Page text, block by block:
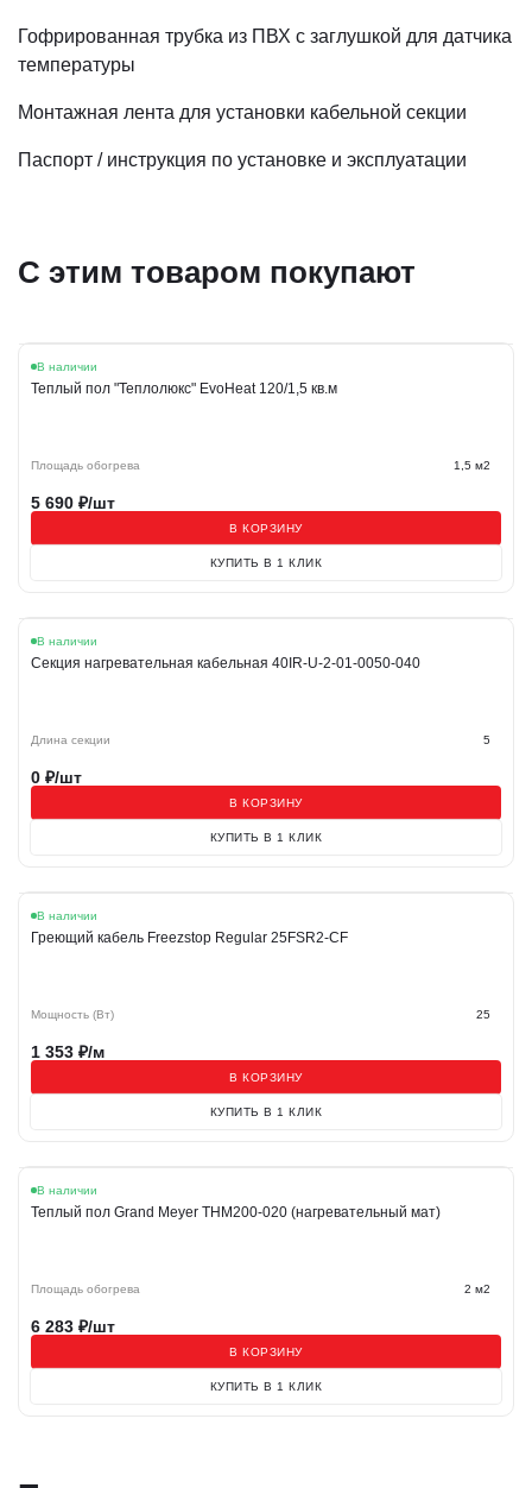
Гофрированная трубка из ПВХ с заглушкой для датчика
температуры
Монтажная лента для установки кабельной секции
Паспорт / инструкция по установке и эксплуатации
С этим товаром покупают
В наличии
Теплый пол "Теплолюкс" EvoHeat 120/1,5 кв.м
Площадь обогрева 1,5 м2
5 690 ₽/шт
В КОРЗИНУ
КУПИТЬ В 1 КЛИК
В наличии
Секция нагревательная кабельная 40IR-U-2-01-0050-040
Длина секции 5
0 ₽/шт
В КОРЗИНУ
КУПИТЬ В 1 КЛИК
Хит
В наличии
Греющий кабель Freezstop Regular 25FSR2-CF
Мощность (Вт) 25
1 353 ₽/м
В КОРЗИНУ
КУПИТЬ В 1 КЛИК
В наличии
Теплый пол Grand Meyer THM200-020 (нагревательный мат)
Площадь обогрева 2 м2
6 283 ₽/шт
В КОРЗИНУ
КУПИТЬ В 1 КЛИК